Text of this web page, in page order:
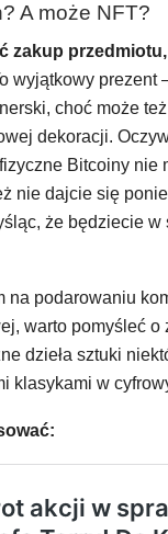
A może NFT?
zakup
wyjątkowy prezent
choć może
dekoracji.
Bitcoiny nie
nie dajcie się
że będziecie w
na podarowaniu
warto pomyśleć o
dzieła sztuki
klasykami w